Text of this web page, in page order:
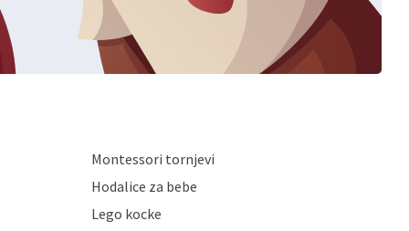
Montessori tornjevi
Hodalice za bebe
Lego kocke